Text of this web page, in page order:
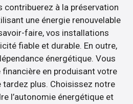
contribuerez à la préservation
une énergie renouvelable
faire, vos installations
fiable et durable. En outre,
énergétique. Vous
en produisant votre
tardez plus. Choisissez notre
l’autonomie énergétique et